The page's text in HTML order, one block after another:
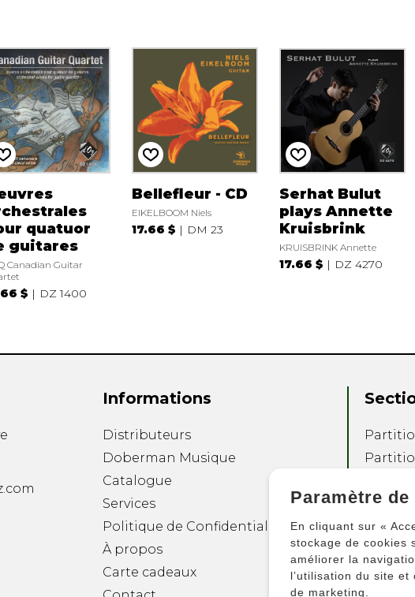
quatuor
guitares
Canadian Guitar
$ DZ 1400
Bellefleur - CD
EIKELBOOM Niels
17.66 $ DM 23
Serhat Bulut
plays Annette
Kruisbrink
KRUISBRINK Annette
17.66 $ DZ 4270
Informations
Distributeurs
Doberman Musique
Catalogue
Services
Politique de Confidentialité
À propos
Carte cadeaux
Autres
Paramètre de
En cliquant sur «
stockage de cookies
améliorer la
l’utilisation du site
de marketing.